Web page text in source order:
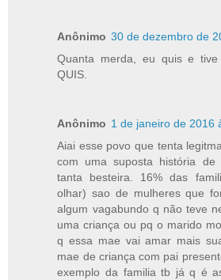
Anônimo 30 de dezembro de
Quanta merda, eu quis e
QUIS.
Anônimo 1 de janeiro de 2016
Aiai esse povo que tenta
com uma suposta história
tanta besteira. 16% das
olhar) sao de mulheres que
algum vagabundo q não teve
uma criança ou pq o marido
q essa mae vai amar mais
mae de criança com pai
exemplo da familia tb já q é